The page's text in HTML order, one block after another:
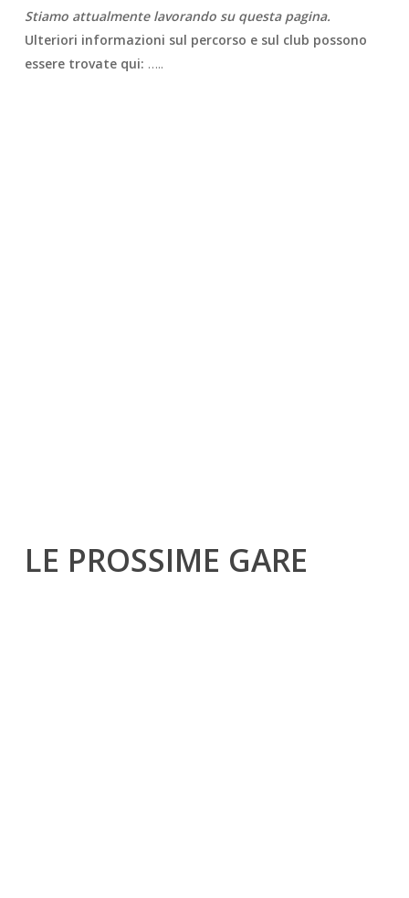
Stiamo attualmente lavorando su questa pagina.
Ulteriori informazioni sul percorso e sul club possono
essere trovate qui: …..
LE PROSSIME GARE